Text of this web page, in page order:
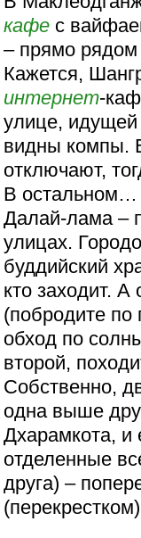
кафе с
– прямо
Кажется,
интернет-
улице, идущей
видны компы.
отключают,
В остальном…
Далай-лама –
улицах.
буддийский
кто заходит. А
(побродите по
обход по
второй,
Собственно,
одна выше
Дхарамкота, и
отделенные
друга) –